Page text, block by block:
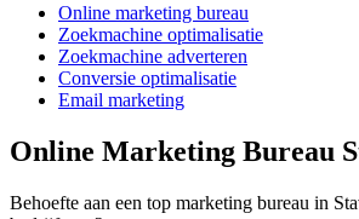
Online marketing bureau
Zoekmachine optimalisatie
Zoekmachine adverteren
Conversie optimalisatie
Email marketing
Online Marketing Bureau
Behoefte aan een top marketing bureau in